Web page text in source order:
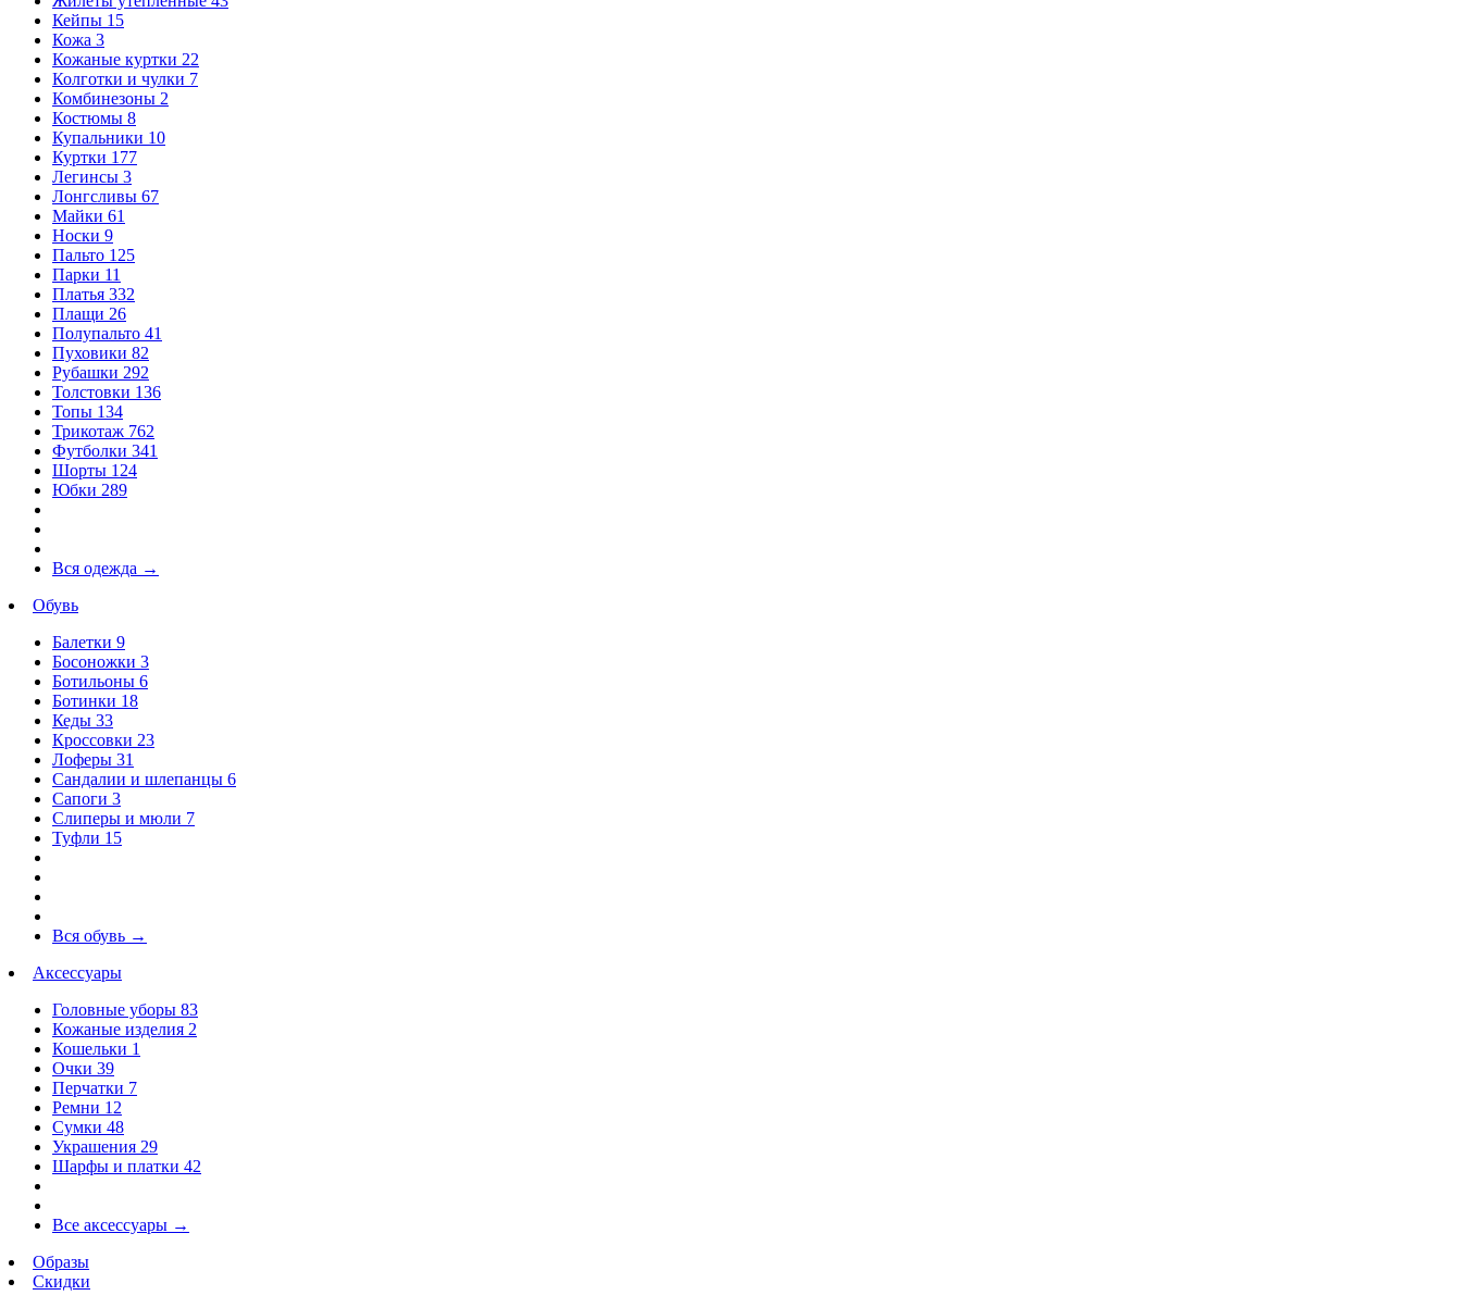
Кейпы 15
Кожа 3
Кожаные куртки 22
Колготки и чулки 7
Комбинезоны 2
Костюмы 8
Купальники 10
Куртки 177
Легинсы 3
Лонгсливы 67
Майки 61
Носки 9
Пальто 125
Парки 11
Платья 332
Плащи 26
Полупальто 41
Пуховики 82
Рубашки 292
Толстовки 136
Топы 134
Трикотаж 762
Футболки 341
Шорты 124
Юбки 289
Вся одежда →
Обувь
Балетки 9
Босоножки 3
Ботильоны 6
Ботинки 18
Кеды 33
Кроссовки 23
Лоферы 31
Сандалии и шлепанцы 6
Сапоги 3
Слиперы и мюли 7
Туфли 15
Вся обувь →
Аксессуары
Головные уборы 83
Кожаные изделия 2
Кошельки 1
Очки 39
Перчатки 7
Ремни 12
Сумки 48
Украшения 29
Шарфы и платки 42
Все аксессуары →
Образы
Скидки